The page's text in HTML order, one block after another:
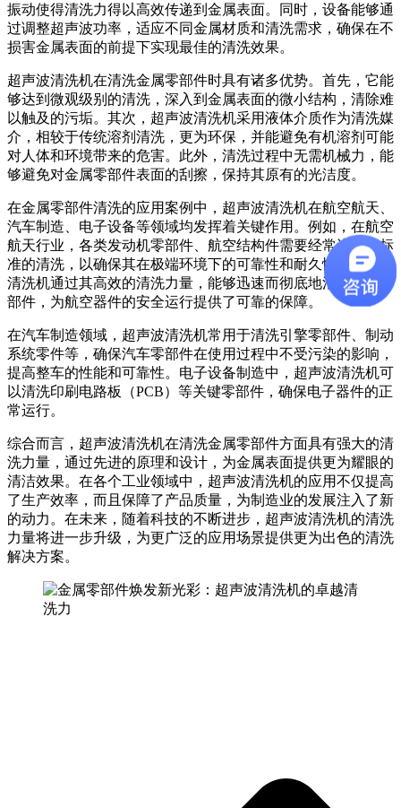
振动使得清洗力得以高效传递到金属表面。同时，设备能够通
过调整超声波功率，适应不同金属材质和清洗需求，确保在不
损害金属表面的前提下实现最佳的清洗效果。
超声波清洗机在清洗金属零部件时具有诸多优势。首先，它能
够达到微观级别的清洗，深入到金属表面的微小结构，清除难
以触及的污垢。其次，超声波清洗机采用液体介质作为清洗媒
介，相较于传统溶剂清洗，更为环保，并能避免有机溶剂可能
对人体和环境带来的危害。此外，清洗过程中无需机械力，能
够避免对金属零部件表面的刮擦，保持其原有的光洁度。
在金属零部件清洗的应用案例中，超声波清洗机在航空航天、
汽车制造、电子设备等领域均发挥着关键作用。例如，在航空
航天行业，各类发动机零部件、航空结构件需要经常进行高标
准的清洗，以确保其在极端环境下的可靠性和耐久性。超声波
清洗机通过其高效的清洗力量，能够迅速而彻底地清洗这些零
部件，为航空器件的安全运行提供了可靠的保障。
在汽车制造领域，超声波清洗机常用于清洗引擎零部件、制动
系统零件等，确保汽车零部件在使用过程中不受污染的影响，
提高整车的性能和可靠性。电子设备制造中，超声波清洗机可
以清洗印刷电路板（PCB）等关键零部件，确保电子器件的正
常运行。
综合而言，超声波清洗机在清洗金属零部件方面具有强大的清
洗力量，通过先进的原理和设计，为金属表面提供更为耀眼的
清洁效果。在各个工业领域中，超声波清洗机的应用不仅提高
了生产效率，而且保障了产品质量，为制造业的发展注入了新
的动力。在未来，随着科技的不断进步，超声波清洗机的清洗
力量将进一步升级，为更广泛的应用场景提供更为出色的清洗
解决方案。